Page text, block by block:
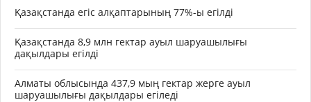
Қазақстанда егіс алқаптарының 77%-ы егілді
Қазақстанда 8,9 млн гектар ауыл шаруашылығы
дақылдары егілді
Алматы облысында 437,9 мың гектар жерге ауыл
шаруашылығы дақылдары егіледі